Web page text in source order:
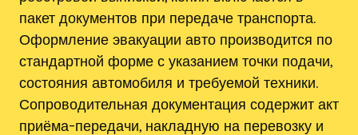
пакет документов при передаче транспорта.
Оформление эвакуации авто производится по
стандартной форме с указанием точки подачи,
состояния автомобиля и требуемой техники.
Сопроводительная документация содержит акт
приёма-передачи, накладную на перевозку и